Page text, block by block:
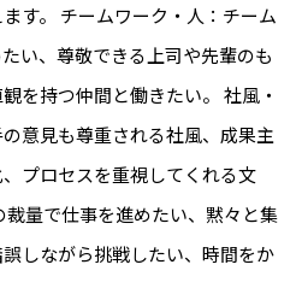
す。 チームワーク・人：チーム
い、尊敬できる上司や先輩のも
を持つ仲間と働きたい。 社風・
意見も尊重される社風、成果主
プロセスを重視してくれる文
量で仕事を進めたい、黙々と集
しながら挑戦したい、時間をか